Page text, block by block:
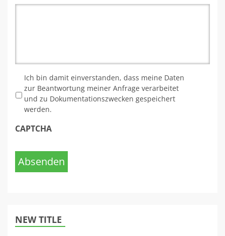
Ich bin damit einverstanden, dass meine Daten
zur Beantwortung meiner Anfrage verarbeitet
und zu Dokumentationszwecken gespeichert
werden.
CAPTCHA
Absenden
NEW TITLE